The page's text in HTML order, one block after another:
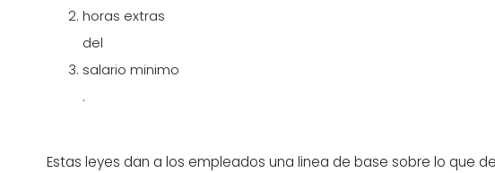
horas extras
del
salario minimo
.
Estas leyes dan a los empleados una linea de base sobre lo que